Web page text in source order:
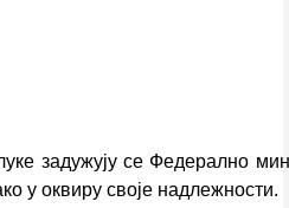
задужују се Федерално
у оквиру своје надлежности.